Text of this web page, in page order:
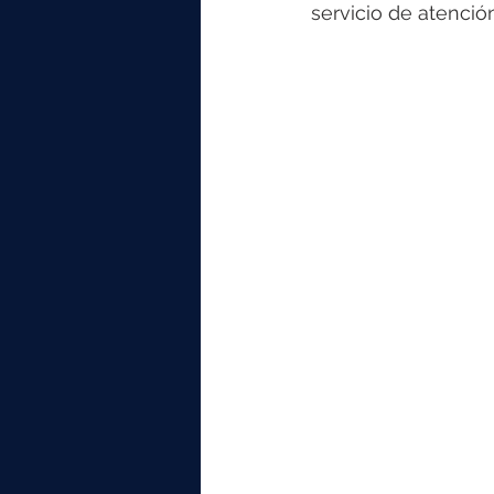
servicio de